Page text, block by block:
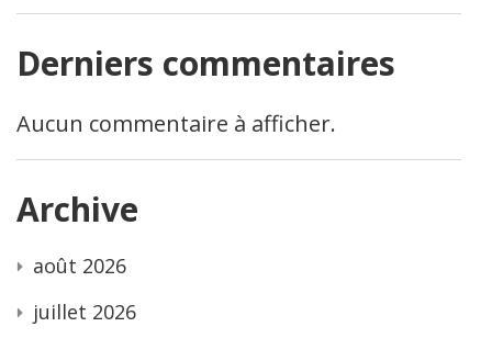
Derniers commentaires
Aucun commentaire à afficher.
Archive
août 2026
juillet 2026